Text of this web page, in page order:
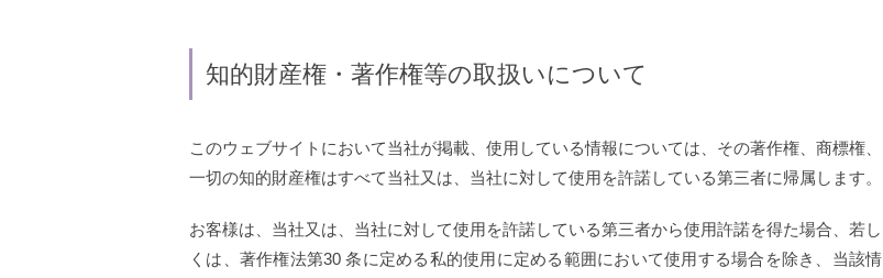
知的財産権・著作権等の取扱いについて
このウェブサイトにおいて当社が掲載、使用している情報については、その著作権、商標権、
一切の知的財産権はすべて当社又は、当社に対して使用を許諾している第三者に帰属します。
お客様は、当社又は、当社に対して使用を許諾している第三者から使用許諾を得た場合、若し
くは、著作権法第30 条に定める私的使用に定める範囲において使用する場合を除き、当該情